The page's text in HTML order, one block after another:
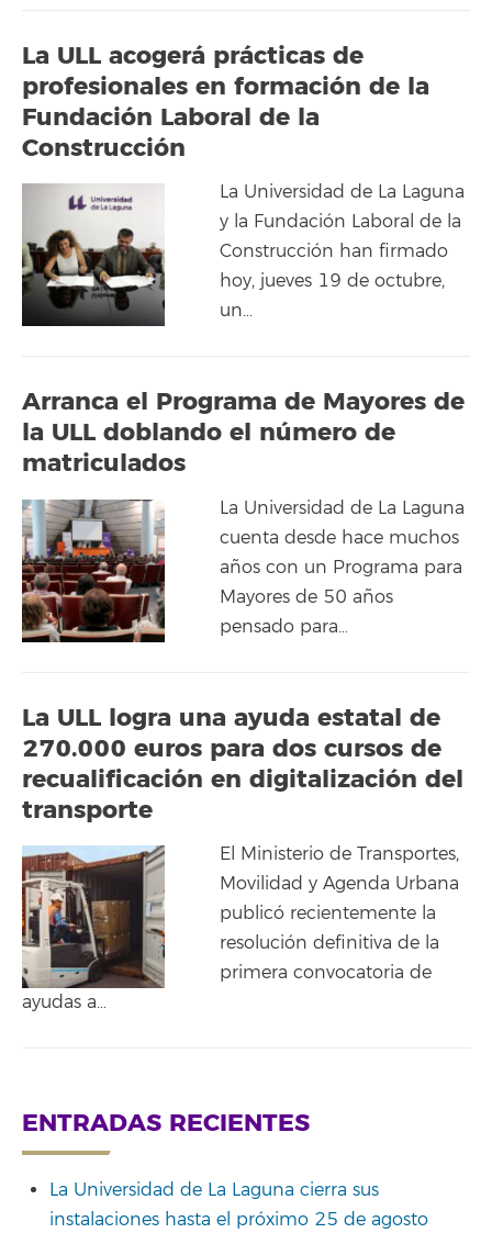
La ULL acogerá prácticas de
profesionales en formación de la
Fundación Laboral de la
Construcción
La Universidad de La Laguna
y la Fundación Laboral de la
Construcción han firmado
hoy, jueves 19 de octubre,
un…
Arranca el Programa de Mayores de
la ULL doblando el número de
matriculados
La Universidad de La Laguna
cuenta desde hace muchos
años con un Programa para
Mayores de 50 años
pensado para…
La ULL logra una ayuda estatal de
270.000 euros para dos cursos de
recualificación en digitalización del
transporte
El Ministerio de Transportes,
Movilidad y Agenda Urbana
publicó recientemente la
resolución definitiva de la
primera convocatoria de
ayudas a…
ENTRADAS RECIENTES
La Universidad de La Laguna cierra sus
instalaciones hasta el próximo 25 de agosto